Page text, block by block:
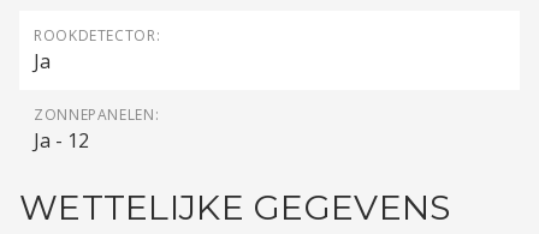
ROOKDETECTOR:
Ja
ZONNEPANELEN:
Ja - 12
WETTELIJKE GEGEVENS